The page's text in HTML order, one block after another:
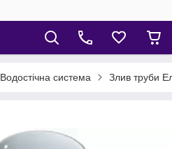
Водостічна система Злив труби